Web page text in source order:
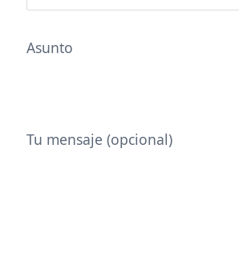
Asunto
Tu mensaje (opcional)